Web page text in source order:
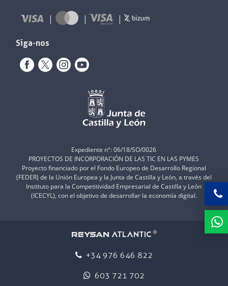
Siga-nos
Expediente nº: 06/18/SO/0026
PROYECTOS DE INCORPORACIÓN DE LAS TIC EN LAS PYMES
Proyecto financiado por el Fondo Europeo de Desarrollo Regional
(FEDER) de la Unión Europea y la Junta de Castilla y León, a través del
Instituto para la Competitividad Empresarial de Castilla y León
(ICECYL), con el objetivo de desarrollar la economía digital.
REYSAN ATLANTIC ®
+34 976 646 822
603 721 702